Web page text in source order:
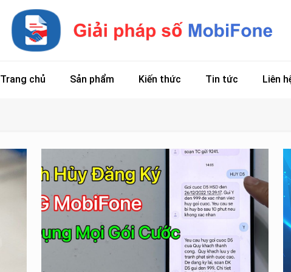
Trang chủ Sản phẩm Kiến thức Tin tức Liên